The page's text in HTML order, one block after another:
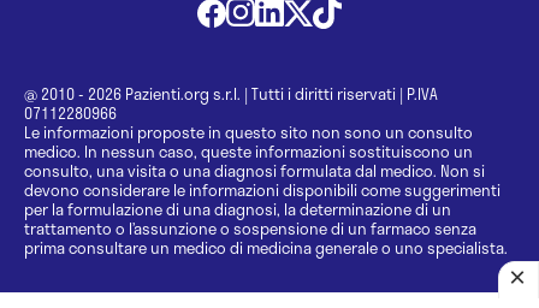
@ 2010 - 2026 Pazienti.org s.r.l. | Tutti i diritti riservati | P.IVA
07112280966
Le informazioni proposte in questo sito non sono un consulto
medico. In nessun caso, queste informazioni sostituiscono un
consulto, una visita o una diagnosi formulata dal medico. Non si
devono considerare le informazioni disponibili come suggerimenti
per la formulazione di una diagnosi, la determinazione di un
trattamento o l’assunzione o sospensione di un farmaco senza
prima consultare un medico di medicina generale o uno specialista.